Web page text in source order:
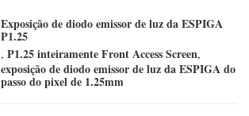
Exposição de diodo emissor de luz da ESPIGA
P1.25
, P1.25 inteiramente Front Access Screen,
exposição de diodo emissor de luz da ESPIGA do
passo do pixel de 1.25mm